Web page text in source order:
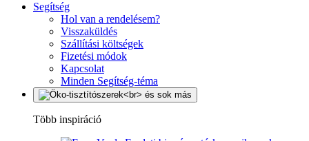
Segítség
Hol van a rendelésem?
Visszaküldés
Szállítási költségek
Fizetési módok
Kapcsolat
Minden Segítség-téma
Több inspiráció